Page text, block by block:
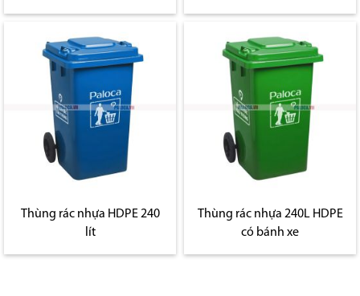
Thùng rác nhựa HDPE 240
lít
Thùng rác nhựa 240L HDPE
có bánh xe